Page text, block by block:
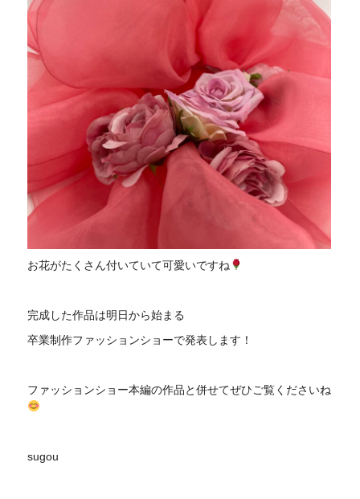
お花がたくさん付いていて可愛いですね
完成した作品は明日から始まる
卒業制作ファッションショーで発表します！
ファッションショー本編の作品と併せてぜひご覧くださいね
sugou